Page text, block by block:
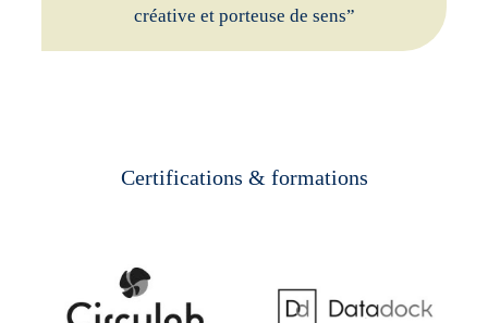
créative et porteuse de sens”
Certifications & formations